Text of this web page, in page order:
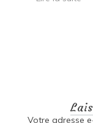
Votre adresse